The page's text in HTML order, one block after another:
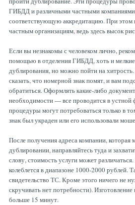
ГИБДД и различными частными
соответствующую аккредитацию. При этом
частным организациям, ведь здесь высок
Если вы незнакомы с человеком лично,
помощью в отделения ГИБДД, хоть и
дублирования, но можно пойти на
сказать, что номерной знак помят, и вам
обратиться. Оформлять какие-либо
необходимости — все проводится в
процедуры могут потребоваться только в
знак был украден или его использовали
После получения адреса компании, которая
дублировании, направляйтесь туда и
слову, стоимость услуги может
колеблется в диапазоне 1000-2000 рублей.
свидетельство ТС. Кроме этого ничего не
скручивать нет потребности).
больше 15 минут.